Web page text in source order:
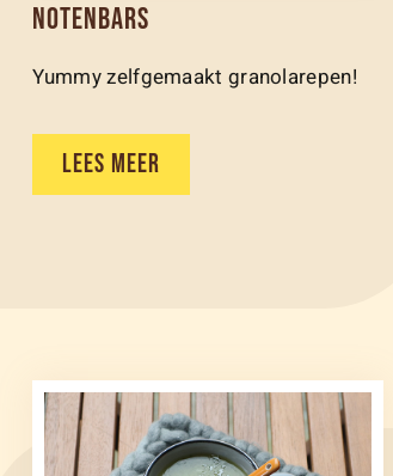
NOTENBARS
Yummy zelfgemaakt granolarepen!
LEES MEER